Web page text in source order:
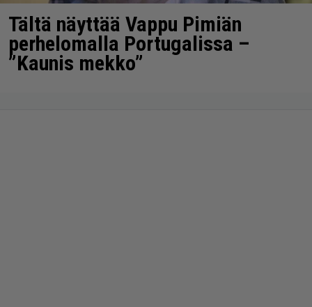
Tältä näyttää Vappu Pimiän
perhelomalla Portugalissa –
”Kaunis mekko”